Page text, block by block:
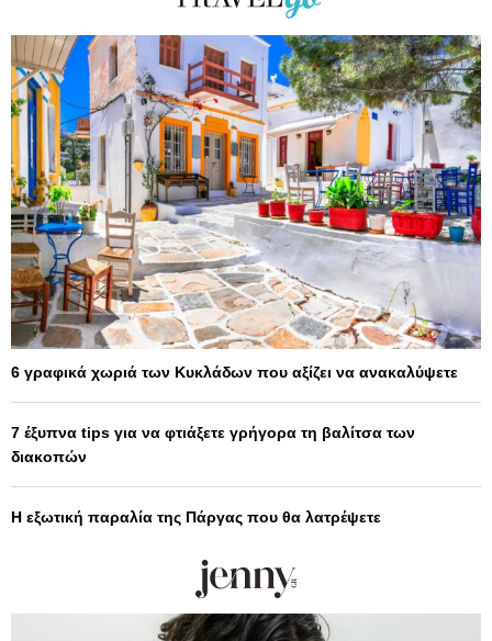
6 γραφικά χωριά των Κυκλάδων που αξίζει να ανακαλύψετε
7 έξυπνα tips για να φτιάξετε γρήγορα τη βαλίτσα των
διακοπών
Η εξωτική παραλία της Πάργας που θα λατρέψετε